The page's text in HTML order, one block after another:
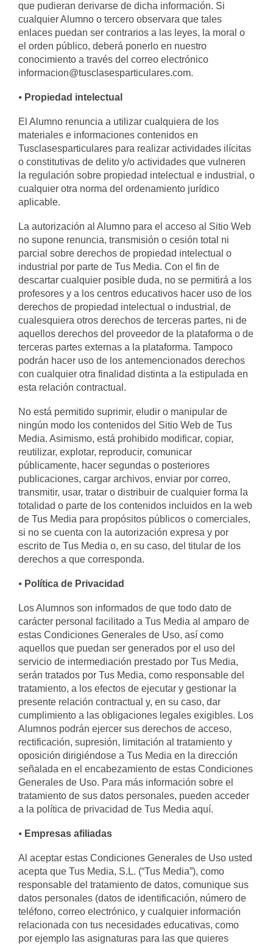
que pudieran derivarse de dicha información. Si
cualquier Alumno o tercero observara que tales
enlaces puedan ser contrarios a las leyes, la moral o
el orden público, deberá ponerlo en nuestro
conocimiento a través del correo electrónico
informacion@tusclasesparticulares.com.
⦁ Propiedad intelectual
El Alumno renuncia a utilizar cualquiera de los
materiales e informaciones contenidos en
Tusclasesparticulares para realizar actividades ilícitas
o constitutivas de delito y/o actividades que vulneren
la regulación sobre propiedad intelectual e industrial, o
cualquier otra norma del ordenamiento jurídico
aplicable.
La autorización al Alumno para el acceso al Sitio Web
no supone renuncia, transmisión o cesión total ni
parcial sobre derechos de propiedad intelectual o
industrial por parte de Tus Media. Con el fin de
descartar cualquier posible duda, no se permitirá a los
profesores y a los centros educativos hacer uso de los
derechos de propiedad intelectual o industrial, de
cualesquiera otros derechos de terceras partes, ni de
aquellos derechos del proveedor de la plataforma o de
terceras partes externas a la plataforma. Tampoco
podrán hacer uso de los antemencionados derechos
con cualquier otra finalidad distinta a la estipulada en
esta relación contractual.
No está permitido suprimir, eludir o manipular de
ningún modo los contenidos del Sitio Web de Tus
Media. Asimismo, está prohibido modificar, copiar,
reutilizar, explotar, reproducir, comunicar
públicamente, hacer segundas o posteriores
publicaciones, cargar archivos, enviar por correo,
transmitir, usar, tratar o distribuir de cualquier forma la
totalidad o parte de los contenidos incluidos en la web
de Tus Media para propósitos públicos o comerciales,
si no se cuenta con la autorización expresa y por
escrito de Tus Media o, en su caso, del titular de los
derechos a que corresponda.
⦁ Política de Privacidad
Los Alumnos son informados de que todo dato de
carácter personal facilitado a Tus Media al amparo de
estas Condiciones Generales de Uso, así como
aquellos que puedan ser generados por el uso del
servicio de intermediación prestado por Tus Media,
serán tratados por Tus Media, como responsable del
tratamiento, a los efectos de ejecutar y gestionar la
presente relación contractual y, en su caso, dar
cumplimiento a las obligaciones legales exigibles. Los
Alumnos podrán ejercer sus derechos de acceso,
rectificación, supresión, limitación al tratamiento y
oposición dirigiéndose a Tus Media en la dirección
señalada en el encabezamiento de estas Condiciones
Generales de Uso. Para más información sobre el
tratamiento de sus datos personales, pueden acceder
a la política de privacidad de Tus Media aquí.
⦁ Empresas afiliadas
Al aceptar estas Condiciones Generales de Uso usted
acepta que Tus Media, S.L. (“Tus Media”), como
responsable del tratamiento de datos, comunique sus
datos personales (datos de identificación, número de
teléfono, correo electrónico, y cualquier información
relacionada con tus necesidades educativas, como
por ejemplo las asignaturas para las que quieres